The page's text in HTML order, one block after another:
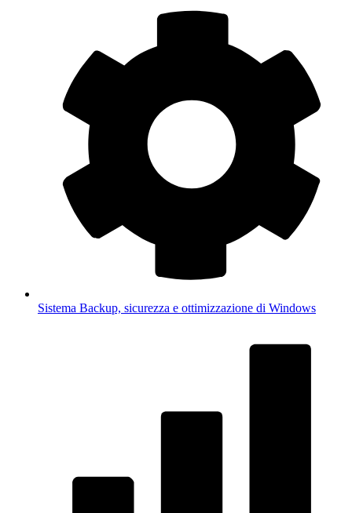
Sistema Backup, sicurezza e ottimizzazione di Windows